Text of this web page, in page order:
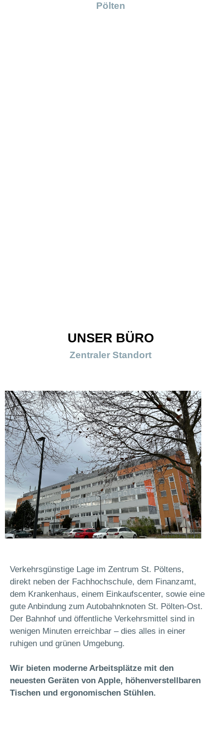
Pölten
UNSER BÜRO
Zentraler Standort
Verkehrsgünstige Lage im Zentrum St. Pöltens,
direkt neben der Fachhochschule, dem Finanzamt,
dem Krankenhaus, einem Einkaufscenter, sowie eine
gute Anbindung zum Autobahnknoten St. Pölten-Ost.
Der Bahnhof und öffentliche Verkehrsmittel sind in
wenigen Minuten erreichbar – dies alles in einer
ruhigen und grünen Umgebung.
Wir bieten moderne Arbeitsplätze mit den
neuesten Geräten von Apple, höhenverstellbaren
Tischen und ergonomischen Stühlen.